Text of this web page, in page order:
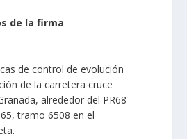
de la firma
de control de evolución
de la carretera cruce
alrededor del PR68
tramo 6508 en el